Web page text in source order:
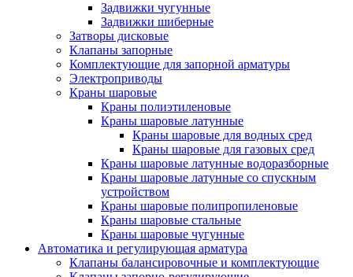
Задвижки чугунные
Задвижки шиберные
Затворы дисковые
Клапаны запорные
Комплектующие для запорной арматуры
Электроприводы
Краны шаровые
Краны полиэтиленовые
Краны шаровые латунные
Краны шаровые для водных сред
Краны шаровые для газовых сред
Краны шаровые латунные водоразборные
Краны шаровые латунные со спускным
устройством
Краны шаровые полипропиленовые
Краны шаровые стальные
Краны шаровые чугунные
Автоматика и регулирующая арматура
Клапаны балансировочные и комплектующие